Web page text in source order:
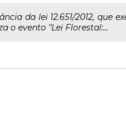
da lei 12.651/2012, que
o evento "Lei Florestal:...